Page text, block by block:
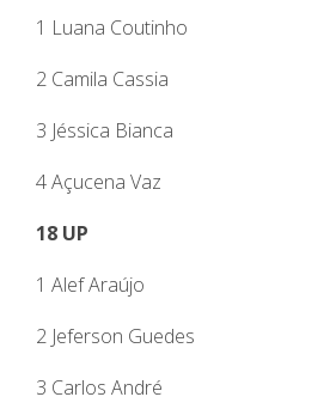
1 Luana Coutinho
2 Camila Cassia
3 Jéssica Bianca
4 Açucena Vaz
18 UP
1 Alef Araújo
2 Jeferson Guedes
3 Carlos André